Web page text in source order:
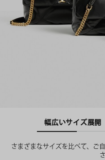
幅広いサイズ展開
さまざまなサイズを比べて、ご